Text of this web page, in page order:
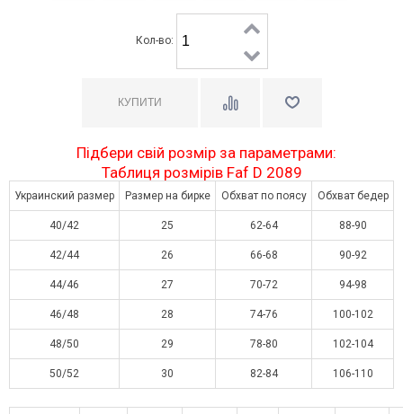
Кол-во:
Підбери свій розмір за параметрами:
Таблиця розмірів Faf D 2089
Украинский размер Размер на бирке Обхват по поясу Обхват бедер
40/42 25 62-64 88-90
42/44 26 66-68 90-92
44/46 27 70-72 94-98
46/48 28 74-76 100-102
48/50 29 78-80 102-104
50/52 30 82-84 106-110